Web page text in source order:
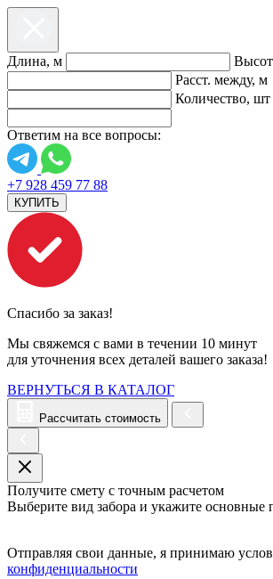
Длина, м
Расст. между, м
Количество, шт
Ответим на все вопросы:
+7 928 459 77 88
КУПИТЬ
Спасибо за заказ!
Мы свяжемся с вами в течении 10 минут
для уточнения всех деталей вашего заказа!
ВЕРНУТЬСЯ В КАТАЛОГ
Рассчитать стоимость
Получите смету с точным расчетом
Выберите вид забора и укажите основные
Отправляя свои данные, я принимаю
конфиденциальности